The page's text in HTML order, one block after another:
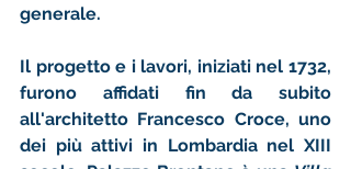
generale.
Il progetto e i lavori, iniziati nel 1732,
furono affidati fin da subito
all'architetto Francesco Croce, uno
dei più attivi in Lombardia nel XIII